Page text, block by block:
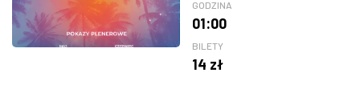
GODZINA
01:00
BILETY
14 zł